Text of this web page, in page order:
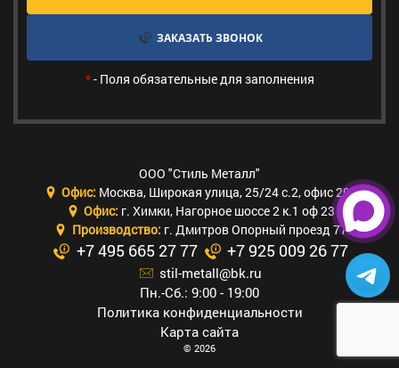
ЗАКАЗАТЬ ЗВОНОК
*- Поля обязательные для заполнения
ООО "Стиль Металл"
Офис: Москва, Широкая улица, 25/24 с.2, офис 205
Офис: г. Химки, Нагорное шоссе 2 к.1 оф 23
Производство: г. Дмитров Опорный проезд 77
+7 495 665 27 77 +7 925 009 26 77
stil-metall@bk.ru
Пн.-Сб.: 9:00 - 19:00
Политика конфиденциальности
Карта сайта
© 2026